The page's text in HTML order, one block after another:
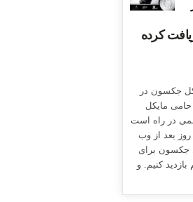
کرده
جکسون در
حامی مایکل
در راه است
بعد از وب
جکسون برای
کنیم. و